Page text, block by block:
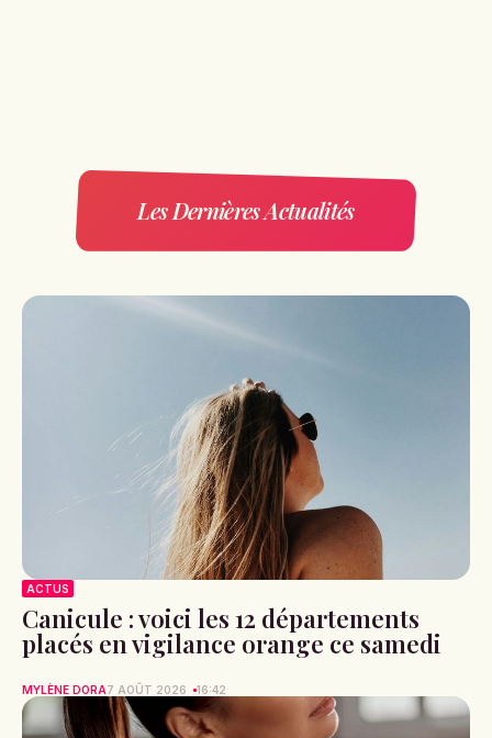
Les Dernières Actualités
ACTUS
Canicule : voici les 12 départements
placés en vigilance orange ce samedi
MYLÈNE DORA7 AOÛT 2026 16:42